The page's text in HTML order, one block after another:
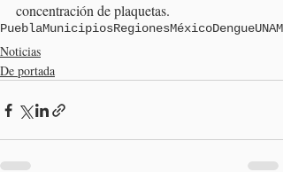
concentración de plaquetas.
PueblaMunicipiosRegionesMéxicoDengueUNAM
Noticias
De portada